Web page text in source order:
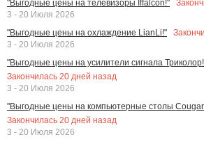
"Выгодные цены на телевизоры Iffalcon!"
3 - 20 Июля 2026
"Выгодные цены на охлаждение LianLi!"
3 - 20 Июля 2026
"Выгодные цены на усилители сигнала
Закончилась 20 дней назад
3 - 20 Июля 2026
"Выгодные цены на компьютерные столы
Закончилась 20 дней назад
3 - 20 Июля 2026